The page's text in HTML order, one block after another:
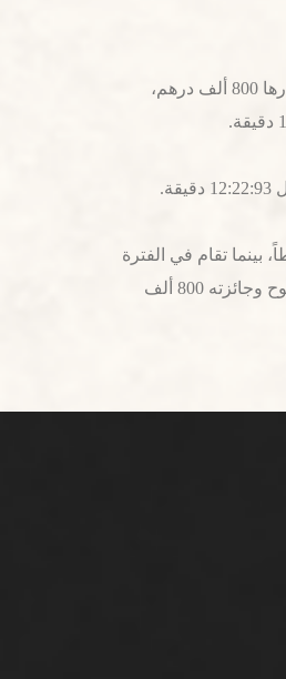
وأحرز "معزز" لمالكه حمد علي بالرشيد الكتبي، ثاني الرموز، بحصد بندقية القعدان في الشوط الرئيسي الثاني للثنايا القعدان محليات الإنتاج، وجائزة مالية قدرها 800 ألف درهم،
منافسات هجن أصحاب السمو الشيوخ غداً، بميدان الوثبة لمسافة 8 كلم، بإقامة 22 شوطاً، وتشهد الفترة الصباحية 14 شوطاً، بينما تقام في الفترة
المسائية 8 أشواط، وتختتم بشوطي الرموز حيث سيكون الرمز الأول على كأس الأبكار المفتوح وجائزته مليون درهم، والرمز الثاني على بندقية القعدان المفتوح وجائزته 800 ألف